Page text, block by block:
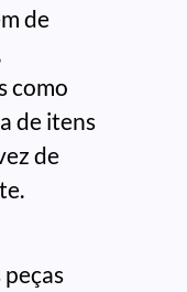
de
como
de itens
de